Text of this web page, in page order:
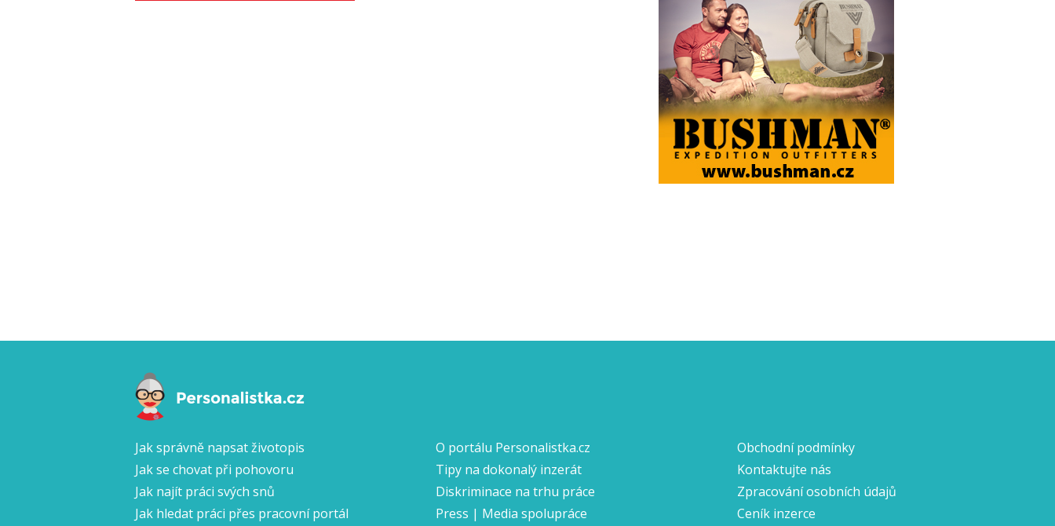
Jak správně napsat životopis
Jak se chovat při pohovoru
Jak najít práci svých snů
Jak hledat práci přes pracovní portál
O portálu Personalistka.cz
Tipy na dokonalý inzerát
Diskriminace na trhu práce
Press | Media spolupráce
Obchodní podmínky
Kontaktujte nás
Zpracování osobních údajů
Ceník inzerce